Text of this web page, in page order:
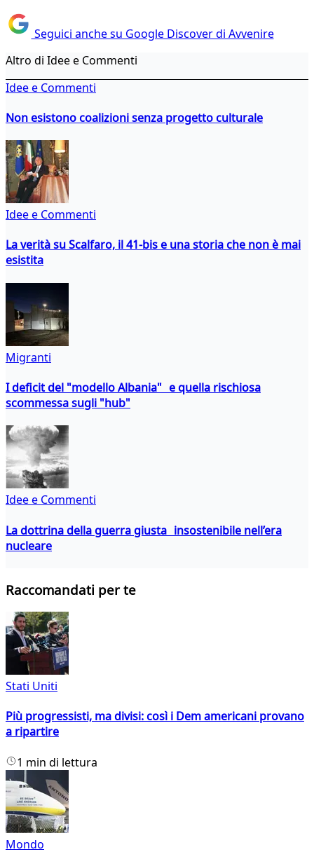
Seguici anche su Google Discover di Avvenire
Altro di Idee e Commenti
Idee e Commenti
Non esistono coalizioni senza progetto culturale
Idee e Commenti
La verità su Scalfaro, il 41-bis e una storia che non è mai
esistita
Migranti
I deficit del "modello Albania" e quella rischiosa
scommessa sugli "hub"
Idee e Commenti
La dottrina della guerra giusta insostenibile nell’era
nucleare
Raccomandati per te
Stati Uniti
Più progressisti, ma divisi: così i Dem americani provano
a ripartire
1 min di lettura
Mondo